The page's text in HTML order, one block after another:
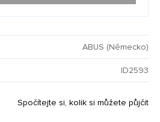
ABUS (Německo)
ID2593
Spočítejte si, kolik si můžete půjčit